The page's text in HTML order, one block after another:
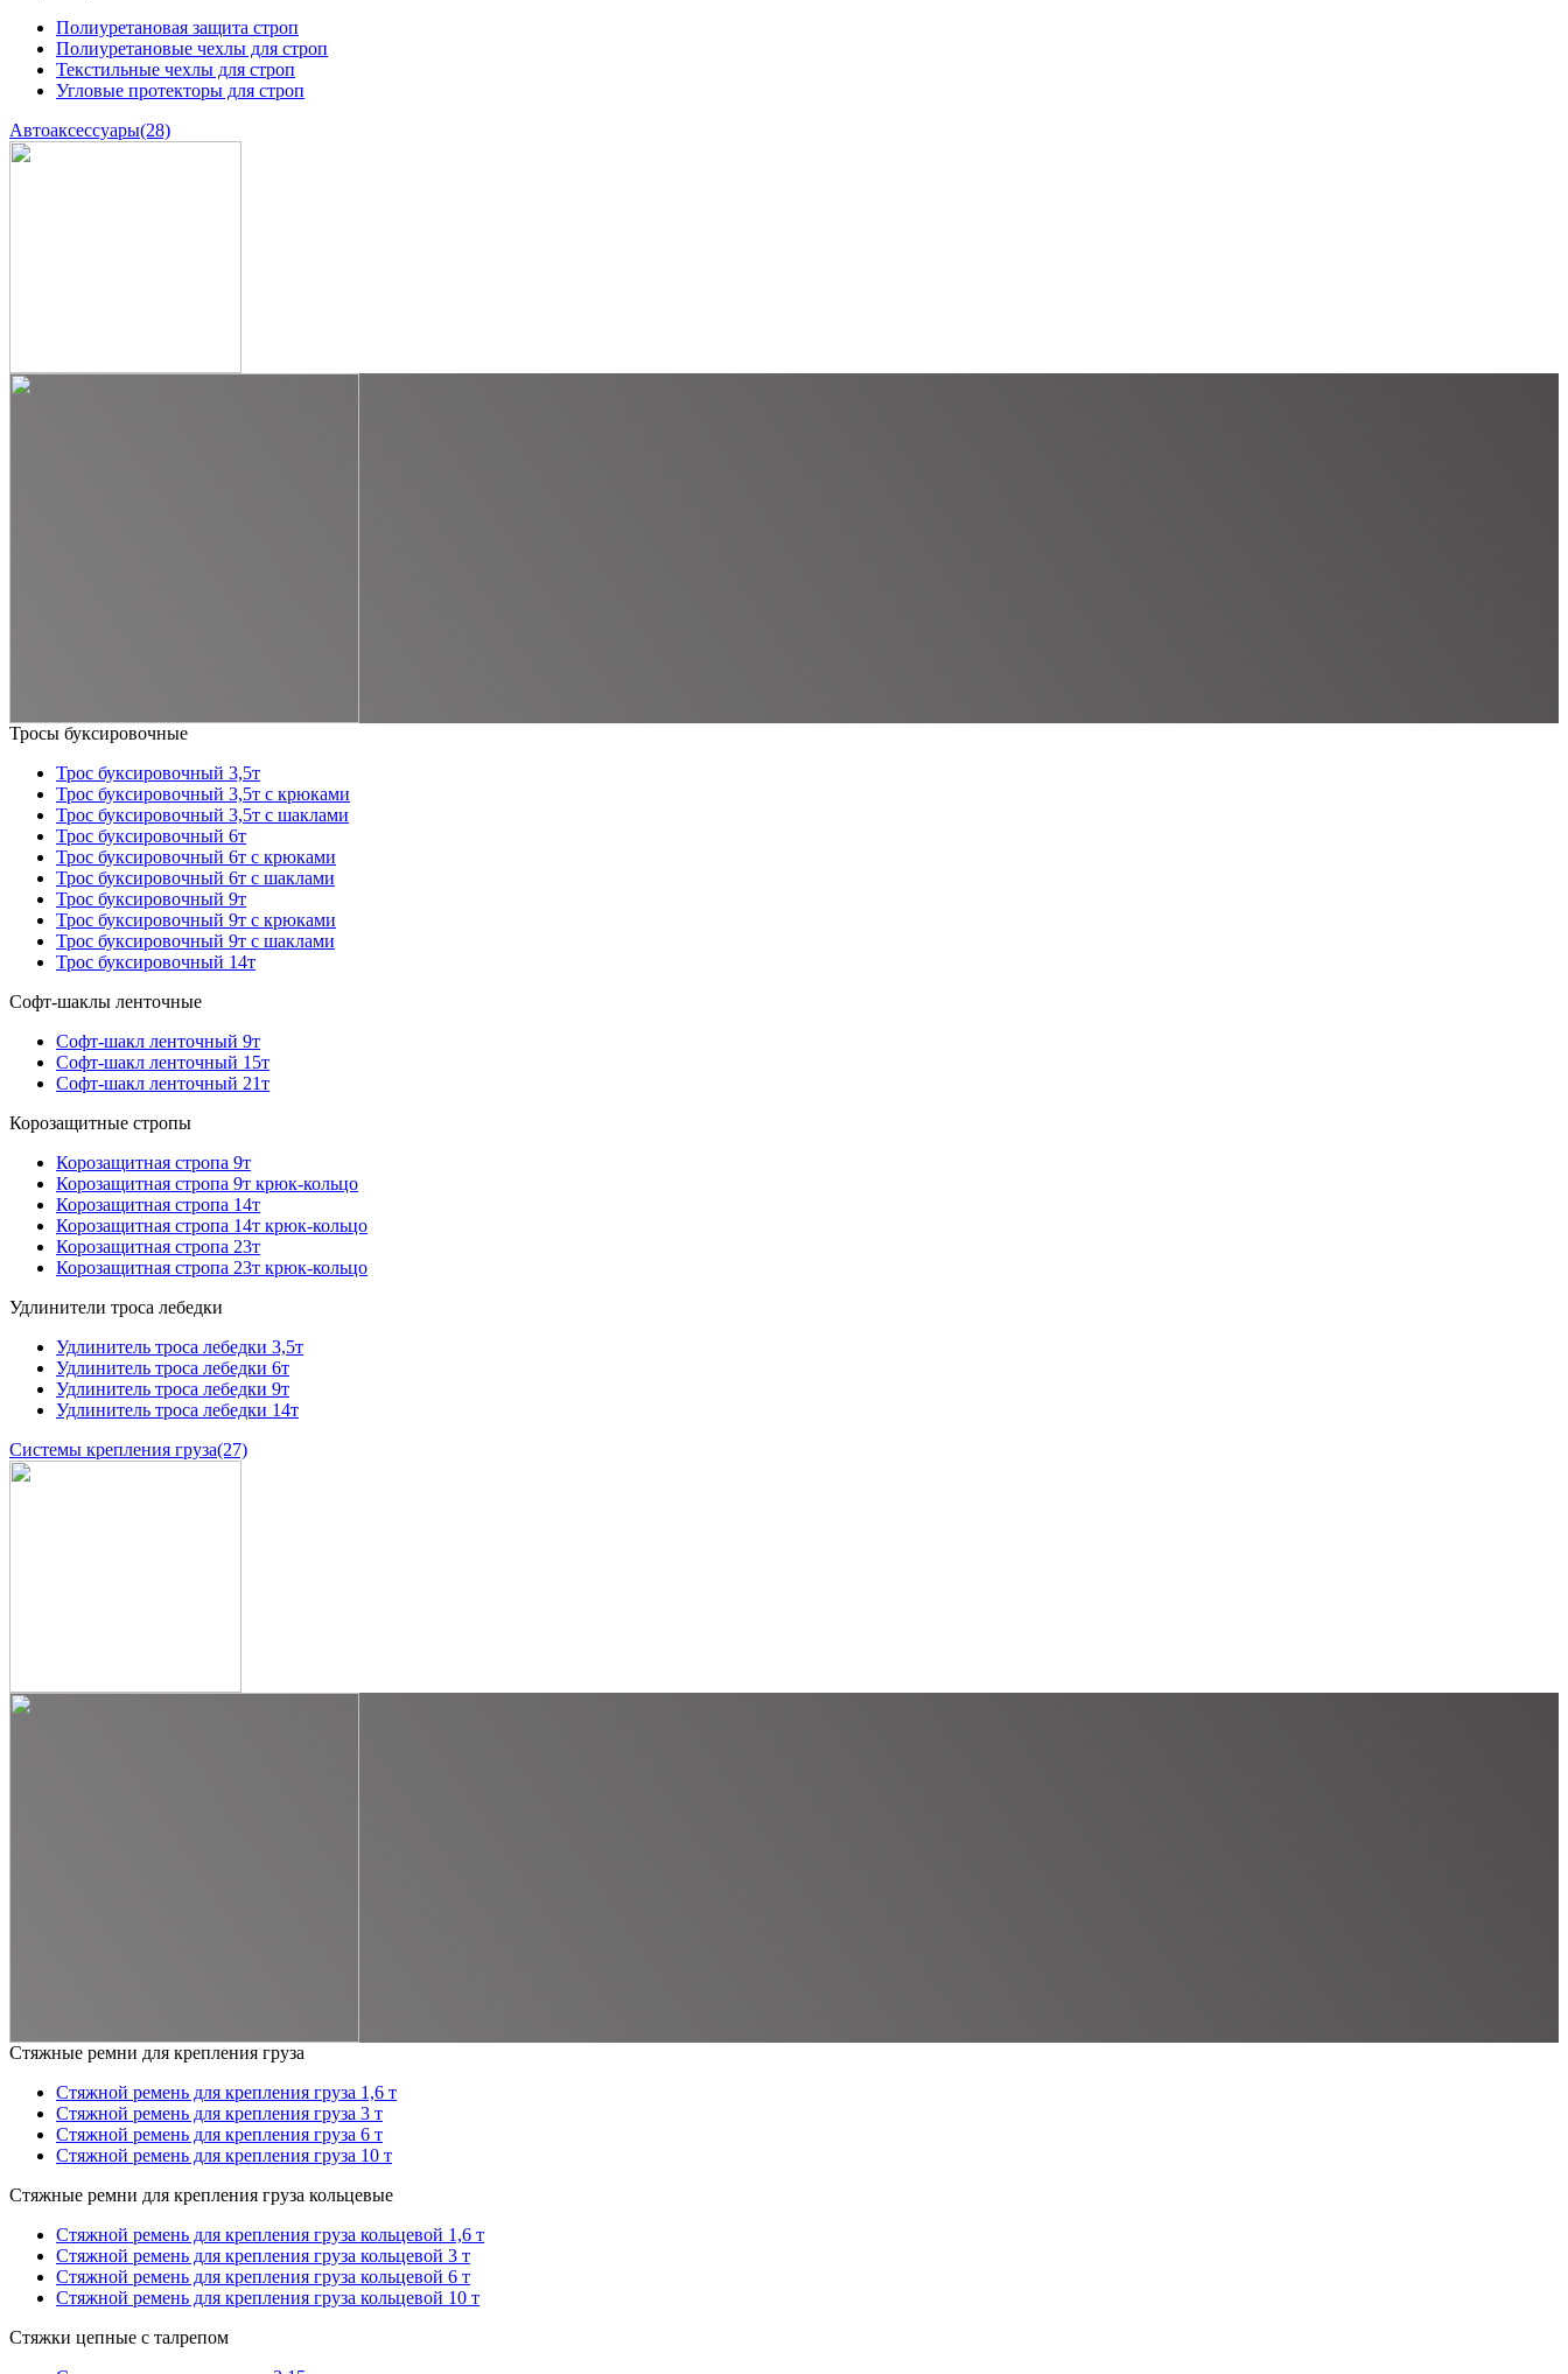
Полиуретановая защита строп
Полиуретановые чехлы для строп
Текстильные чехлы для строп
Угловые протекторы для строп
Автоаксессуары(28)
Тросы буксировочные
Трос буксировочный 3,5т
Трос буксировочный 3,5т с крюками
Трос буксировочный 3,5т с шаклами
Трос буксировочный 6т
Трос буксировочный 6т с крюками
Трос буксировочный 6т с шаклами
Трос буксировочный 9т
Трос буксировочный 9т с крюками
Трос буксировочный 9т с шаклами
Трос буксировочный 14т
Софт-шаклы ленточные
Софт-шакл ленточный 9т
Софт-шакл ленточный 15т
Софт-шакл ленточный 21т
Корозащитные стропы
Корозащитная стропа 9т
Корозащитная стропа 9т крюк-кольцо
Корозащитная стропа 14т
Корозащитная стропа 14т крюк-кольцо
Корозащитная стропа 23т
Корозащитная стропа 23т крюк-кольцо
Удлинители троса лебедки
Удлинитель троса лебедки 3,5т
Удлинитель троса лебедки 6т
Удлинитель троса лебедки 9т
Удлинитель троса лебедки 14т
Системы крепления груза(27)
Стяжные ремни для крепления груза
Стяжной ремень для крепления груза 1,6 т
Стяжной ремень для крепления груза 3 т
Стяжной ремень для крепления груза 6 т
Стяжной ремень для крепления груза 10 т
Стяжные ремни для крепления груза кольцевые
Стяжной ремень для крепления груза кольцевой 1,6 т
Стяжной ремень для крепления груза кольцевой 3 т
Стяжной ремень для крепления груза кольцевой 6 т
Стяжной ремень для крепления груза кольцевой 10 т
Стяжки цепные с талрепом